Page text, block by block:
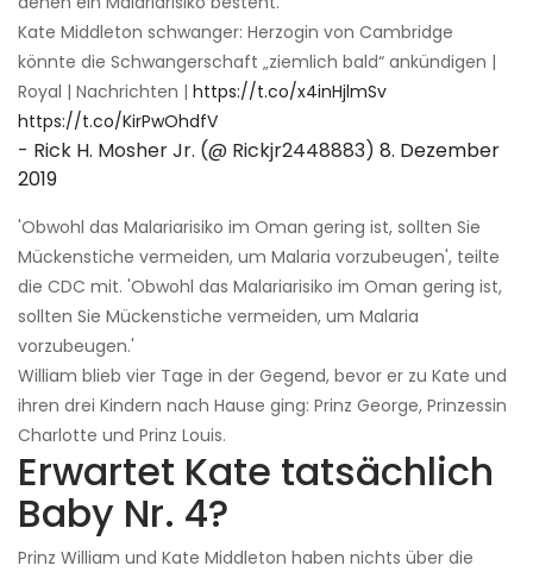
Kate Middleton schwanger: Herzogin von Cambridge
könnte die Schwangerschaft „ziemlich bald“ ankündigen |
Royal | Nachrichten | https://t.co/x4inHjlmSv
https://t.co/KirPwOhdfV
- Rick H. Mosher Jr. (@ Rickjr2448883) 8. Dezember
2019
'Obwohl das Malariarisiko im Oman gering ist, sollten Sie
Mückenstiche vermeiden, um Malaria vorzubeugen', teilte
die CDC mit. 'Obwohl das Malariarisiko im Oman gering ist,
sollten Sie Mückenstiche vermeiden, um Malaria
vorzubeugen.'
William blieb vier Tage in der Gegend, bevor er zu Kate und
ihren drei Kindern nach Hause ging: Prinz George, Prinzessin
Charlotte und Prinz Louis.
Erwartet Kate tatsächlich
Baby Nr. 4?
Prinz William und Kate Middleton haben nichts über die